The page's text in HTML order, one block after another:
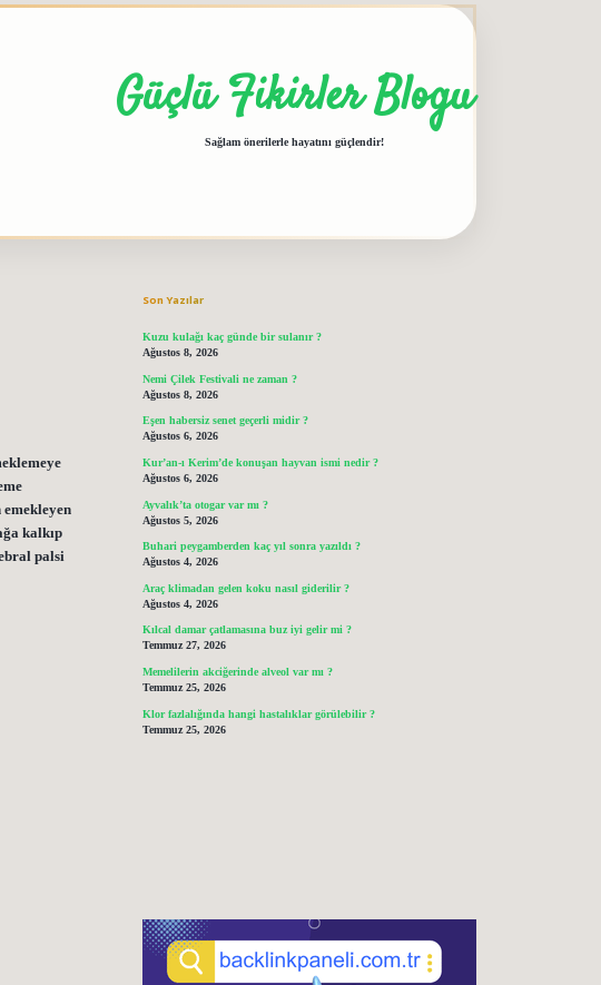
Güçlü Fikirler Blogu
Sağlam önerilerle hayatını güçlendir!
emekleyen
kalkıp
palsi
Son Yazılar
Kuzu kulağı kaç günde bir sulanır ?
Ağustos 8, 2026
Nemi Çilek Festivali ne zaman ?
Ağustos 8, 2026
Eşen habersiz senet geçerli midir ?
Ağustos 6, 2026
Kur’an-ı Kerim’de konuşan hayvan ismi nedir ?
Ağustos 6, 2026
Ayvalık’ta otogar var mı ?
Ağustos 5, 2026
Buhari peygamberden kaç yıl sonra yazıldı ?
Ağustos 4, 2026
Araç klimadan gelen koku nasıl giderilir ?
Ağustos 4, 2026
Kılcal damar çatlamasına buz iyi gelir mi ?
Temmuz 27, 2026
Memelilerin akciğerinde alveol var mı ?
Temmuz 25, 2026
Klor fazlalığında hangi hastalıklar görülebilir ?
Temmuz 25, 2026